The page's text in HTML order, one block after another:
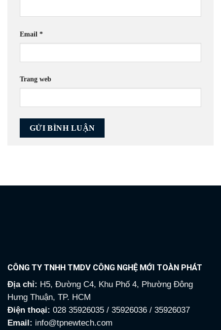
Email *
Trang web
CÔNG TY TNHH TMDV CÔNG NGHỆ MỚI TOÀN PHÁT
Địa chỉ: H5, Đường C4, Khu Phố 4, Phường Đông
Hưng Thuận, TP. HCM
Điện thoại: 028 35926035 / 35926036 / 35926037
Email: info@tpnewtech.com